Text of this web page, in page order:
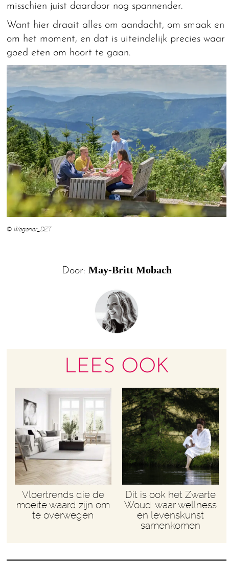
misschien juist daardoor nog spannender.
Want hier draait alles om aandacht, om smaak en
om het moment, en dat is uiteindelijk precies waar
goed eten om hoort te gaan.
© Wegener_DZT
Door: May-Britt Mobach
LEES OOK
Vloertrends die de
moeite waard zijn om
te overwegen
Dit is ook het Zwarte
Woud: waar wellness
en levenskunst
samenkomen